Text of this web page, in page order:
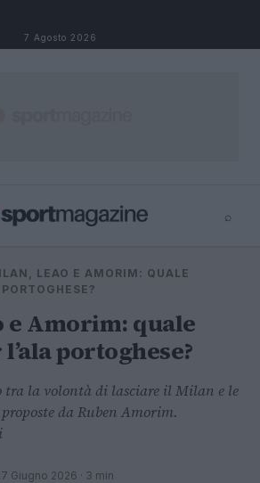
7 Agosto 2026
⌕
LEAO E AMORIM: QUALE
e Amorim: quale
portoghese?
tra la volontà di lasciare il Milan e le
da Ruben Amorim.
Giugno 2026 · 3 min